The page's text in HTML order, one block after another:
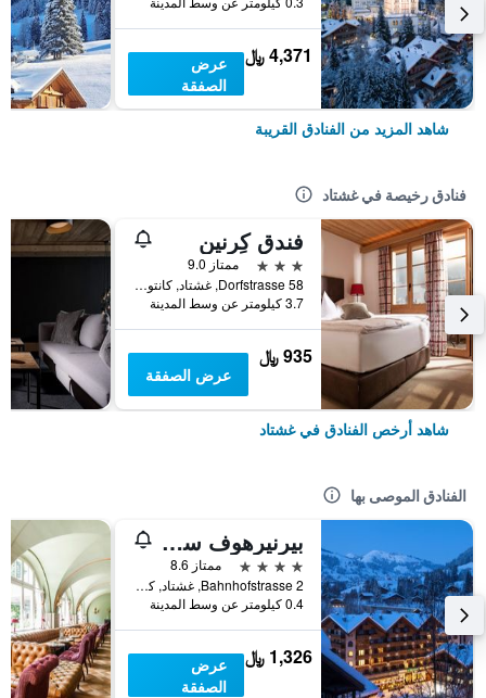
4,371 ﷼
عرض
الصفقة
شاهد المزيد من الفنادق القريبة
فنادق رخيصة في غشتاد
فندق كِرنين
3 نجوم
ممتاز 9.0
Dorfstrasse 58, غشتاد, كانتون برن, سويسرا
3.7 كيلومتر عن وسط المدينة
935 ﷼
عرض الصفقة
شاهد أرخص الفنادق في غشتاد
الفنادق الموصى بها
بيرنيرهوف سويس كواليتي هوتل جي ستيد
4 نجوم
ممتاز 8.6
Bahnhofstrasse 2, غشتاد, كانتون برن, سويسرا
0.4 كيلومتر عن وسط المدينة
1,326 ﷼
عرض
الصفقة